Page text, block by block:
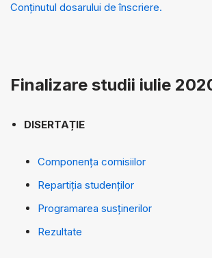
Conținutul dosarului de înscriere.
Finalizare studii iulie
DISERTAȚIE
Componența comisiilor
Repartiția studenților
Programarea susținerilor
Rezultate